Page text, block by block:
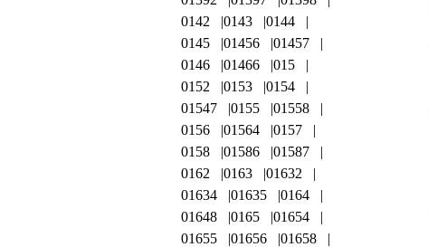
0142
0143
0144
0145
01456
01457
0146
01466
015
0152
0153
0154
01547
0155
01558
0156
01564
0157
0158
01586
01587
0162
0163
01632
01634
01635
0164
01648
0165
01654
01655
01656
01658